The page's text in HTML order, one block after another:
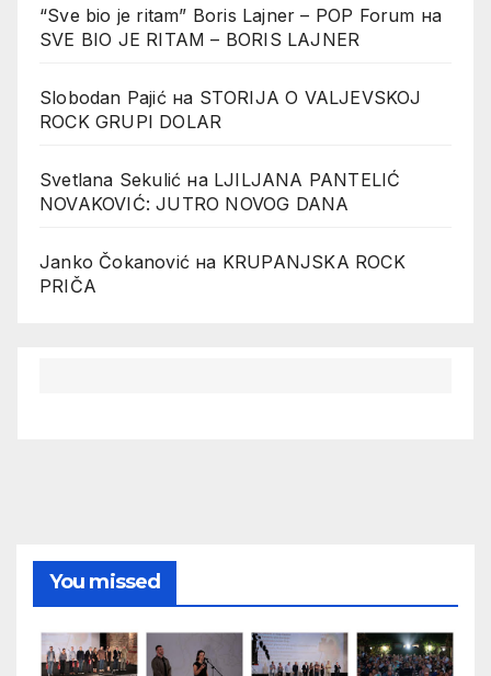
“Sve bio je ritam” Boris Lajner – POP Forum на
SVE BIO JE RITAM – BORIS LAJNER
Slobodan Pajićна STORIJA O VALJEVSKOJ
ROCK GRUPI DOLAR
Svetlana Sekulić на LJILJANA PANTELIĆ
NOVAKOVIĆ: JUTRO NOVOG DANA
Janko Čokanović на KRUPANJSKA ROCK
PRIČA
You missed